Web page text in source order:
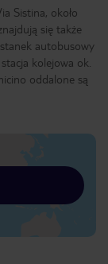
Sistina, około
się także
autobusowy
kolejowa ok.
oddalone są